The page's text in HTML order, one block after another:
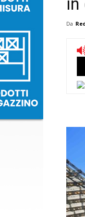
in
Da